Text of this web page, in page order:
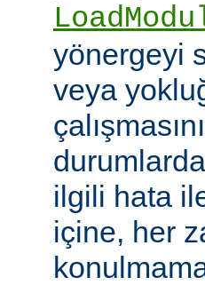
yönergeyi
veya
ilgili hata
içine, her